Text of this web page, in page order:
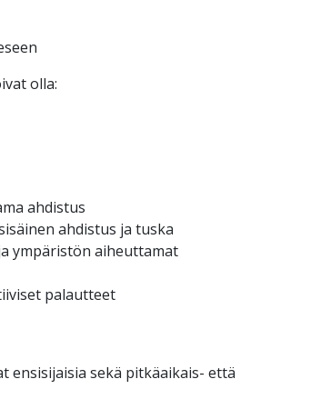
olla:
ahdistus
ahdistus ja tuska
ympäristön aiheuttamat
palautteet
ensisijaisia sekä pitkäaikais- että